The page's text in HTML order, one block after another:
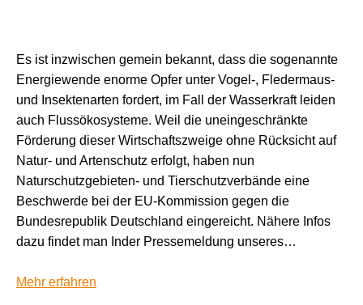
Es ist inzwischen gemein bekannt, dass die sogenannte
Energiewende enorme Opfer unter Vogel-, Fledermaus-
und Insektenarten fordert, im Fall der Wasserkraft leiden
auch Flussökosysteme. Weil die uneingeschränkte
Förderung dieser Wirtschaftszweige ohne Rücksicht auf
Natur- und Artenschutz erfolgt, haben nun
Naturschutzgebieten- und Tierschutzverbände eine
Beschwerde bei der EU-Kommission gegen die
Bundesrepublik Deutschland eingereicht. Nähere Infos
dazu findet man Inder Pressemeldung unseres…
Mehr erfahren